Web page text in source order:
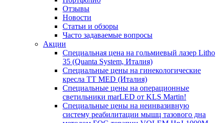
Отзывы
Новости
Статьи и обзоры
Часто задаваемые вопросы
Акции
Специальная цена на гольмиевый лазер Litho
35 (Quanta System, Италия)
Специальные цены на гинекологические
кресла TT MED (Италия)
Специальные цены на операционные
светильники marLED от KLS Martin!
Специальные цены на неинвазивную
систему реабилитации мышц тазового дна